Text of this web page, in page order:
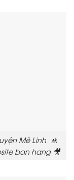
Mê Linh 🚸
ban hang 🎥